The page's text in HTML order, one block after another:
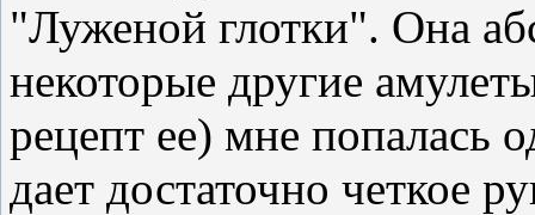
"Луженой глотки". Она
некоторые другие
рецепт ее) мне попалась
дает достаточно четкое